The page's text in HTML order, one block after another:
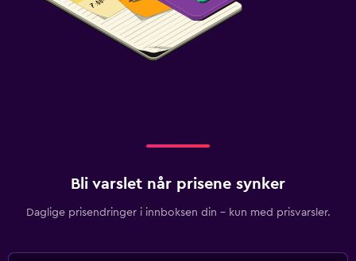
Bli varslet når prisene synker
Daglige prisendringer i innboksen din – kun med prisvarsler.